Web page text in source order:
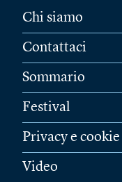
Chi siamo
Contattaci
Sommario
Festival
Privacy e cookie
Video